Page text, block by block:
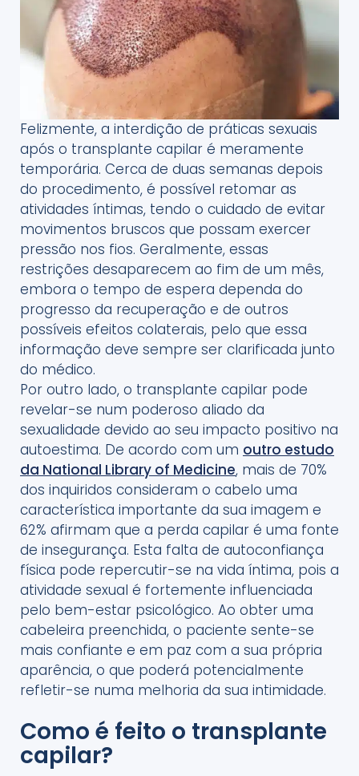
Felizmente, a interdição de práticas sexuais
após o transplante capilar é meramente
temporária. Cerca de duas semanas depois
do procedimento, é possível retomar as
atividades íntimas, tendo o cuidado de evitar
movimentos bruscos que possam exercer
pressão nos fios. Geralmente, essas
restrições desaparecem ao fim de um mês,
embora o tempo de espera dependa do
progresso da recuperação e de outros
possíveis efeitos colaterais, pelo que essa
informação deve sempre ser clarificada junto
do médico.
Por outro lado, o transplante capilar pode
revelar-se num poderoso aliado da
sexualidade devido ao seu impacto positivo na
autoestima. De acordo com um outro estudo
da National Library of Medicine, mais de 70%
dos inquiridos consideram o cabelo uma
característica importante da sua imagem e
62% afirmam que a perda capilar é uma fonte
de insegurança. Esta falta de autoconfiança
física pode repercutir-se na vida íntima, pois a
atividade sexual é fortemente influenciada
pelo bem-estar psicológico. Ao obter uma
cabeleira preenchida, o paciente sente-se
mais confiante e em paz com a sua própria
aparência, o que poderá potencialmente
refletir-se numa melhoria da sua intimidade.
Como é feito o transplante
capilar?